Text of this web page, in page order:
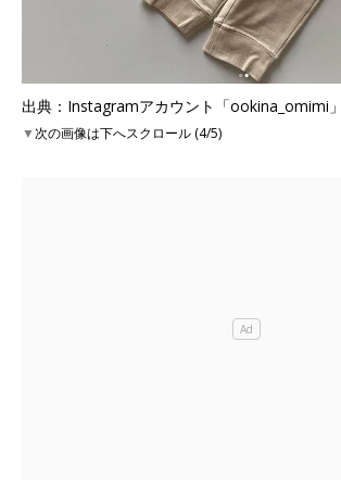
出典：Instagramアカウント「ookina_omimi」
▼次の画像は下へスクロール (4/5)